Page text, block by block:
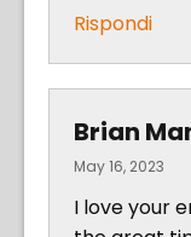
Rispondi
Brian
May 16, 2023
I love your